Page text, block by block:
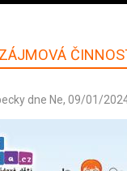
dne Ne, 09/01/